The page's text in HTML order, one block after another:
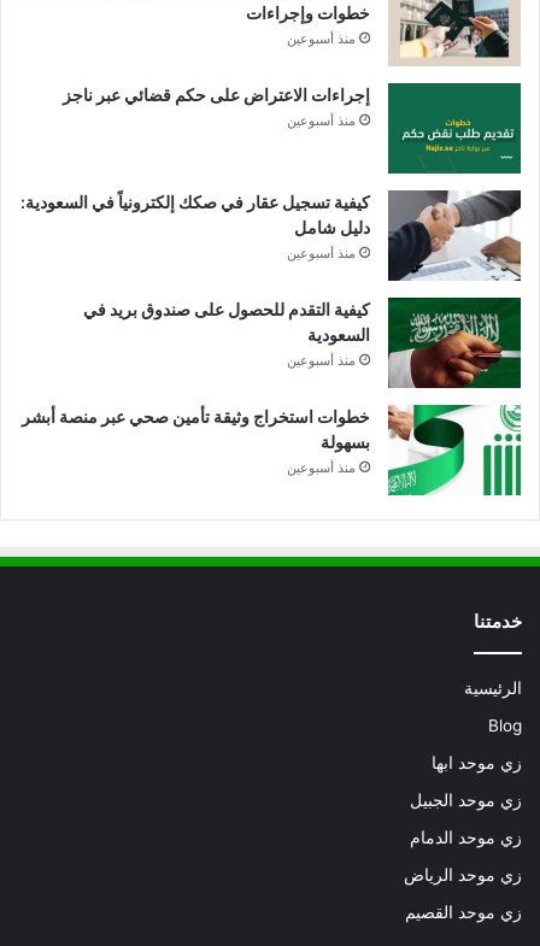
خطوات وإجراءات
منذ أسبوعين
إجراءات الاعتراض على حكم قضائي عبر ناجز
منذ أسبوعين
كيفية تسجيل عقار في صكك إلكترونياً في السعودية:
دليل شامل
منذ أسبوعين
كيفية التقدم للحصول على صندوق بريد في
السعودية
منذ أسبوعين
خطوات استخراج وثيقة تأمين صحي عبر منصة أبشر
بسهولة
منذ أسبوعين
خدمتنا
الرئيسية
Blog
زي موحد ابها
زي موحد الجبيل
زي موحد الدمام
زي موحد الرياض
زي موحد القصيم